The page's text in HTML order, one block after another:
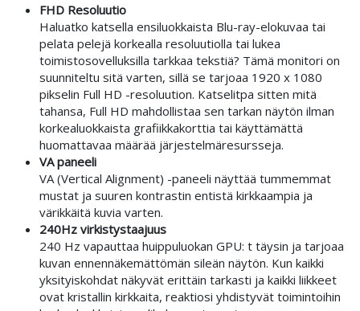
FHD Resoluutio
Haluatko katsella ensiluokkaista Blu-ray-elokuvaa tai
pelata pelejä korkealla resoluutiolla tai lukea
toimistosovelluksilla tarkkaa tekstiä? Tämä monitori on
suunniteltu sitä varten, sillä se tarjoaa 1920 x 1080
pikselin Full HD -resoluution. Katselitpa sitten mitä
tahansa, Full HD mahdollistaa sen tarkan näytön ilman
korkealuokkaista grafiikkakorttia tai käyttämättä
huomattavaa määrää järjestelmäresursseja.
VA paneeli
VA (Vertical Alignment) -paneeli näyttää tummemmat
mustat ja suuren kontrastin entistä kirkkaampia ja
värikkäitä kuvia varten.
240Hz virkistystaajuus
240 Hz vapauttaa huippuluokan GPU: t täysin ja tarjoaa
kuvan ennennäkemättömän sileän näytön. Kun kaikki
yksityiskohdat näkyvät erittäin tarkasti ja kaikki liikkeet
ovat kristallin kirkkaita, reaktiosi yhdistyvät toimintoihin